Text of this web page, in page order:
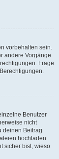
vorbehalten sein.
andere Vorgänge
Frage
Benutzer
nicht
deinen Beitrag
hochladen.
sicher bist, wieso